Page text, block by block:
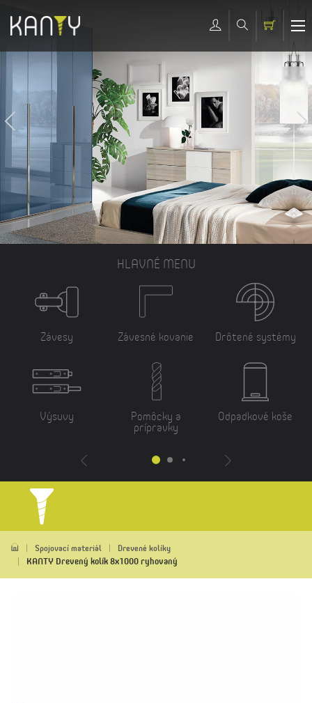
HLAVNÉ MENU
Závesy
Výsuvy
Závesné kovanie
Pomôcky a
prípravky
Drôtené systémy
Odpadkové koše
Spojovací materiál Drevené kolíky
KANTY Drevený kolík 8x1000 ryhovaný